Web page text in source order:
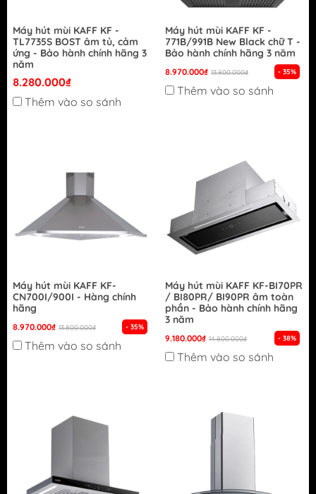
Máy hút mùi KAFF KF -
TL7735S BOST âm tủ, cảm
ứng - Bảo hành chính hãng 3
năm
8.280.000₫
Thêm vào so sánh
Máy hút mùi KAFF KF -
771B/991B New Black chữ T -
Bảo hành chính hãng 3 năm
8.970.000₫ 13.800.000₫ - 35%
Thêm vào so sánh
Máy hút mùi KAFF KF-
CN700I/900I - Hàng chính
hãng
8.970.000₫ 13.800.000₫ - 35%
Thêm vào so sánh
Máy hút mùi KAFF KF-BI70PR
/ BI80PR/ BI90PR âm toàn
phần - Bảo hành chính hãng
3 năm
9.180.000₫ 14.800.000₫ - 38%
Thêm vào so sánh